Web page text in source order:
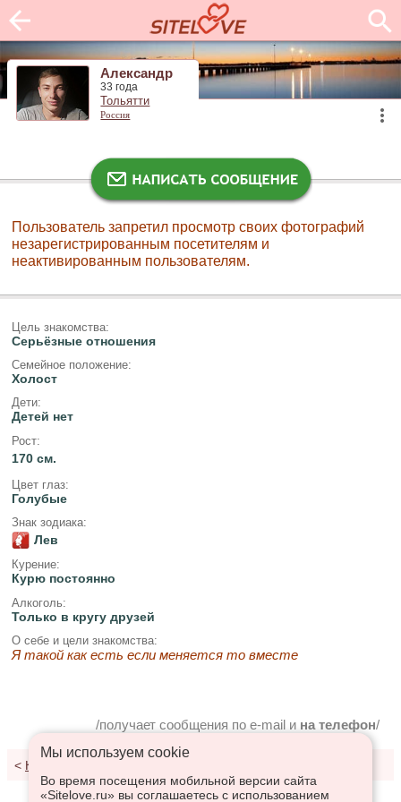
Александр
33 года
Тольятти
Россия
Пользователь запретил просмотр своих фотографий
незарегистрированным посетителям и
неактивированным пользователям.
Цель знакомства:
Серьёзные отношения
Семейное положение:
Холост
Дети:
Детей нет
Рост:
170 см.
Цвет глаз:
Голубые
Знак зодиака:
Лев
Курение:
Курю постоянно
Алкоголь:
Только в кругу друзей
О себе и цели знакомства:
Я такой как есть если меняется то вместе
/получает сообщения по e-mail и на телефон/
< К результатам поиска
Мы используем сookie
Во время посещения мобильной версии сайта
«Sitelove.ru» вы соглашаетесь с использованием